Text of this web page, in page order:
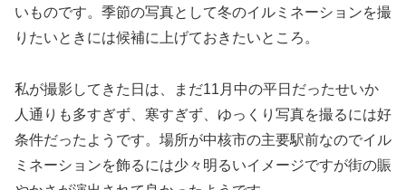
いものです。季節の写真として冬のイルミネーションを撮
りたいときには候補に上げておきたいところ。
私が撮影してきた日は、まだ11月中の平日だったせいか
人通りも多すぎず、寒すぎず、ゆっくり写真を撮るには好
条件だったようです。場所が中核市の主要駅前なのでイル
ミネーションを飾るには少々明るいイメージですが街の賑